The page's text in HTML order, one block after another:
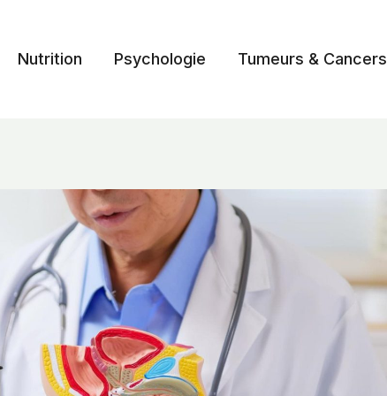
Nutrition Psychologie Tumeurs & Cancers